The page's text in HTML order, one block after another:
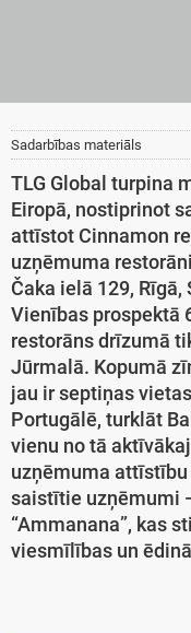
Sadarbības materiāls
TLG Global turpina
Eiropā, nostiprinot
attīstot Cinnamon
uzņēmuma
Čaka ielā 129, Rīgā,
Vienības prospektā
restorāns drīzumā
Jūrmalā. Kopumā
jau ir septiņas
Portugālē, turklāt
vienu no tā
uzņēmuma attīstību
saistītie uzņēmumi
“Ammanana”, kas
viesmīlības un